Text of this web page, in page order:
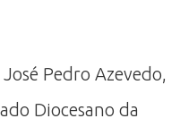
Pedro Azevedo,
Diocesano da